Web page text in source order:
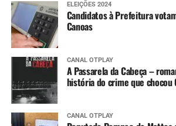
ELEIÇÕES 2024
Candidatos à Prefeitura
Canoas
CANAL OTPLAY
A Passarela da Cabeça –
história do crime que chocou
CANAL OTPLAY